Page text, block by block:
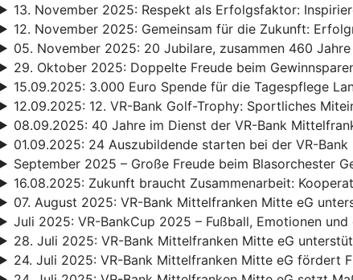
13. November 2025: Respekt als Erfolgsfaktor:
12. November 2025: Gemeinsam für die Zukunft:
05. November 2025: 20 Jubilare, zusammen 460
29. Oktober 2025: Doppelte Freude beim
15.09.2025: 3.000 Euro Spende für die Tagespflege
12.09.2025: 12. VR-Bank Golf-Trophy: Sportliches
08.09.2025: 40 Jahre im Dienst der VR-Bank
01.09.2025: 24 Auszubildende starten bei der VR-
September 2025 – Große Freude beim Blasorchester
16.08.2025: Zukunft braucht Zusammenarbeit:
07. August 2025: VR-Bank Mittelfranken Mitte eG
Juli 2025: VR-BankCup 2025 – Fußball, Emotionen
28. Juli 2025: VR-Bank Mittelfranken Mitte eG
24. Juli 2025: VR-Bank Mittelfranken Mitte eG fördert